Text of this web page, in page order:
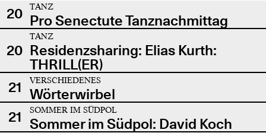
20
TANZ
Pro Senectute Tanznachmittag
20
TANZ
Residenzsharing: Elias Kurth:
THRILL(ER)
21
VERSCHIEDENES
Wörterwirbel
21
SOMMER IM SÜDPOL
Sommer im Südpol: David Koch